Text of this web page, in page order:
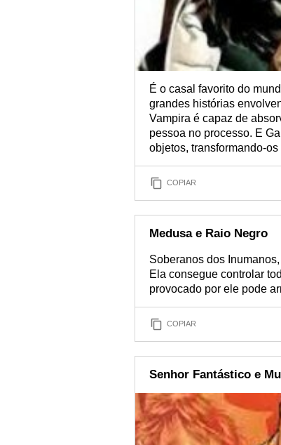
É o casal favorito do
grandes histórias
Vampira é capaz de
pessoa no processo. E
objetos, transformando-os
COPIAR
Medusa e Raio Negro
Soberanos dos
Ela consegue controlar
provocado por ele pode
COPIAR
Senhor Fantástico e